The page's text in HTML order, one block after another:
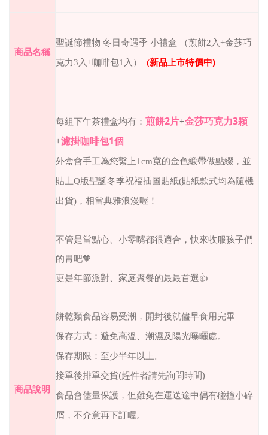
商品名稱
聖誕節禮物 冬日奇遇季 小禮盒 （煎餅2入+金莎巧
克力3入+咖啡包1入） (新品上市特價中)
商品說明
每組下午茶禮盒均有： 煎餅2片+金莎巧克力3顆
+濾掛咖啡包1個
外盒會手工為您繫上1cm寬的金色緞帶做點綴， 並
貼上Q版聖誕冬季祝福插圖貼紙(貼紙款式均為隨機
出貨) ， 相當典雅浪漫喔！
不管是當點心、小零嘴都很適合，快來收服孩子們
的胃吧🧡
更是年節派對、家庭聚餐的最最首選👍
餅乾類食品容易受潮，開封後就儘早食用完畢
保存方式：避免高溫、潮濕及陽光曝曬處。
保存期限：至少半年以上。
接單後排單交貨(趕件者請先詢問時間)
食品會儘量保護，但難免在運送途中偶有碰撞小碎
屑，不介意再下訂喔。